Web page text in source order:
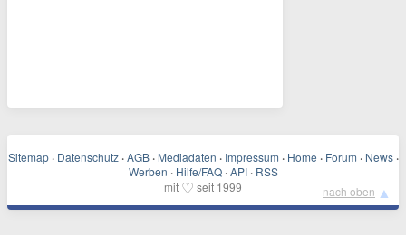
Sitemap · Datenschutz · AGB · Mediadaten · Impressum · Home · Forum · News ·
Werben · Hilfe/FAQ · API · RSS
mit ♡ seit 1999 nach oben ▲